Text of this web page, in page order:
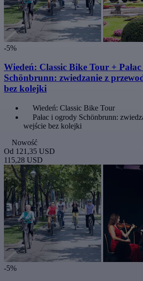
-5%
Wiedeń: Classic Bike Tour +
Schönbrunn: zwiedzanie z
bez kolejki
Wiedeń: Classic Bike Tour
Pałac i ogrody Schönbrunn:
wejście bez kolejki
Nowość
Od 121,35 USD
115,28 USD
-5%